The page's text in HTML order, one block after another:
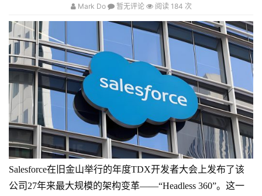
Mark Do 暂无评论 阅读 184 次
Salesforce在旧金山举行的年度TDX开发者大会上发布了该
公司27年来最大规模的架构变革——“Headless 360”。这一